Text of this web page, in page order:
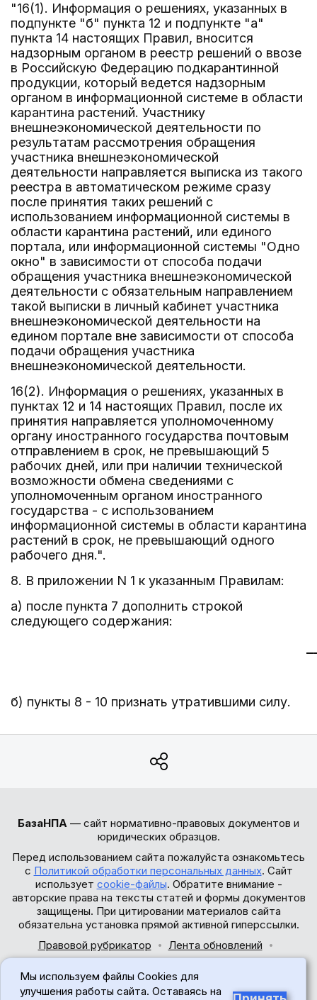
"16(1). Информация о решениях, указанных в
подпункте "б" пункта 12 и подпункте "а"
пункта 14 настоящих Правил, вносится
надзорным органом в реестр решений о ввозе
в Российскую Федерацию подкарантинной
продукции, который ведется надзорным
органом в информационной системе в области
карантина растений. Участнику
внешнеэкономической деятельности по
результатам рассмотрения обращения
участника внешнеэкономической
деятельности направляется выписка из такого
реестра в автоматическом режиме сразу
после принятия таких решений с
использованием информационной системы в
области карантина растений, или единого
портала, или информационной системы "Одно
окно" в зависимости от способа подачи
обращения участника внешнеэкономической
деятельности с обязательным направлением
такой выписки в личный кабинет участника
внешнеэкономической деятельности на
едином портале вне зависимости от способа
подачи обращения участника
внешнеэкономической деятельности.
16(2). Информация о решениях, указанных в
пунктах 12 и 14 настоящих Правил, после их
принятия направляется уполномоченному
органу иностранного государства почтовым
отправлением в срок, не превышающий 5
рабочих дней, или при наличии технической
возможности обмена сведениями с
уполномоченным органом иностранного
государства - с использованием
информационной системы в области карантина
растений в срок, не превышающий одного
рабочего дня.".
8. В приложении N 1 к указанным Правилам:
а) после пункта 7 дополнить строкой
следующего содержания:
б) пункты 8 - 10 признать утратившими силу.
БазаНПА — сайт нормативно-правовых документов и
юридических образцов.
Перед использованием сайта пожалуйста ознакомьтесь
с Политикой обработки персональных данных. Сайт
использует cookie-файлы. Обратите внимание -
авторские права на тексты статей и формы документов
защищены. При цитировании материалов сайта
обязательна установка прямой активной гиперссылки.
Правовой рубрикатор
Лента обновлений
© 2017-2026
Мы используем файлы Cookies для
улучшения работы сайта. Оставаясь на